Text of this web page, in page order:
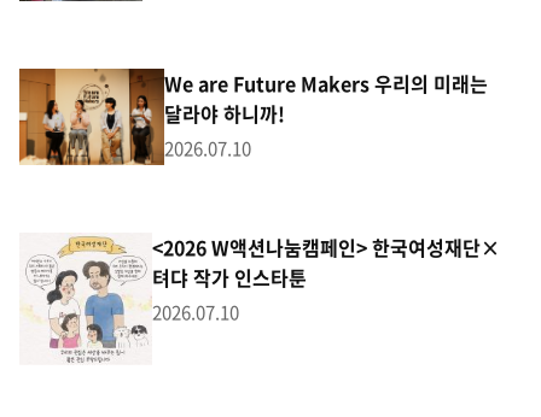
We are Future Makers 우리의 미래는
달라야 하니까!
2026.07.10
<2026 W액션나눔캠페인> 한국여성재단×
텨댜 작가 인스타툰
2026.07.10